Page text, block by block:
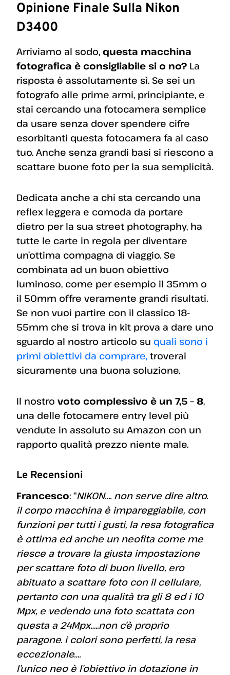
Opinione Finale Sulla Nikon
D3400
Arriviamo al sodo, questa macchina
fotografica è consigliabile si o no? La
risposta è assolutamente sì. Se sei un
fotografo alle prime armi, principiante, e
stai cercando una fotocamera semplice
da usare senza dover spendere cifre
esorbitanti questa fotocamera fa al caso
tuo. Anche senza grandi basi si riescono a
scattare buone foto per la sua semplicità.
Dedicata anche a chi sta cercando una
reflex leggera e comoda da portare
dietro per la sua street photography, ha
tutte le carte in regola per diventare
un’ottima compagna di viaggio. Se
combinata ad un buon obiettivo
luminoso, come per esempio il 35mm o
il 50mm offre veramente grandi risultati.
Se non vuoi partire con il classico 18-
55mm che si trova in kit prova a dare uno
sguardo al nostro articolo su quali sono i
primi obiettivi da comprare, troverai
sicuramente una buona soluzione.
Il nostro voto complessivo è un 7,5 – 8,
una delle fotocamere entry level più
vendute in assoluto su Amazon con un
rapporto qualità prezzo niente male.
Le Recensioni
Francesco: “NIKON…. non serve dire altro.
il corpo macchina è impareggiabile, con
funzioni per tutti i gusti, la resa fotografica
è ottima ed anche un neofita come me
riesce a trovare la giusta impostazione
per scattare foto di buon livello, ero
abituato a scattare foto con il cellulare,
pertanto con una qualità tra gli 8 ed i 10
Mpx, e vedendo una foto scattata con
questa a 24Mpx…..non c’è proprio
paragone. i colori sono perfetti, la resa
eccezionale….
l’unico neo è l’obiettivo in dotazione in